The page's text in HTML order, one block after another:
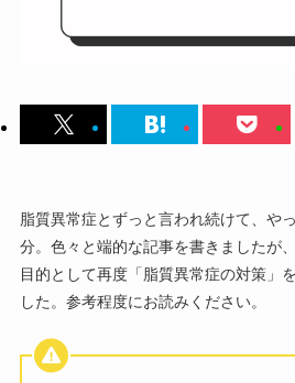
脂質異常症とずっと言われ続けて、や
分。色々と端的な記事を書きましたが
目的として再度「脂質異常症の対策」
した。参考程度にお読みください。